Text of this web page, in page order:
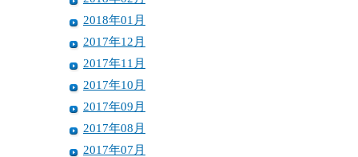
2018年01月
2017年12月
2017年11月
2017年10月
2017年09月
2017年08月
2017年07月